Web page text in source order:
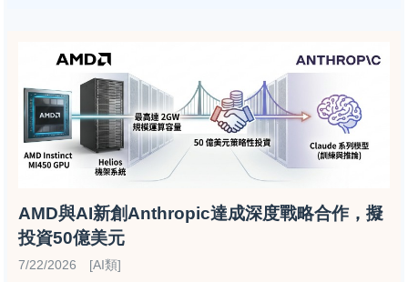
AMD與AI新創Anthropic達成深度戰略合作，擬
投資50億美元
7/22/2026 [AI類]